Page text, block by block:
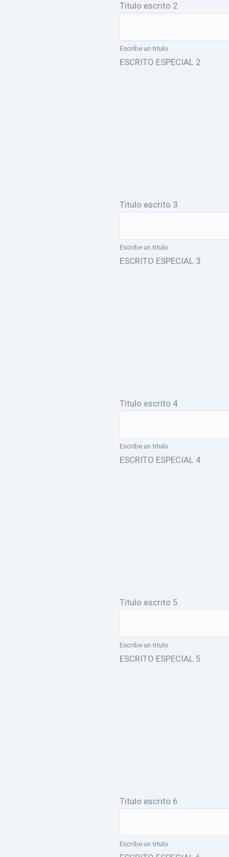
Titulo escrito 2
Escribe un titulo
ESCRITO ESPECIAL 2
Titulo escrito 3
Escribe un titulo
ESCRITO ESPECIAL 3
Titulo escrito 4
Escribe un titulo
ESCRITO ESPECIAL 4
Titulo escrito 5
Escribe un titulo
ESCRITO ESPECIAL 5
Titulo escrito 6
Escribe un titulo